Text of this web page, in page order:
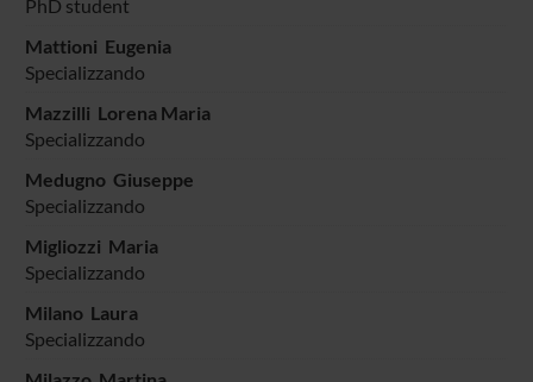
PhD student
Mattioni Eugenia
Specializzando
Mazzilli Lorena Maria
Specializzando
Medugno Giuseppe
Specializzando
Migliozzi Maria
Specializzando
Milano Laura
Specializzando